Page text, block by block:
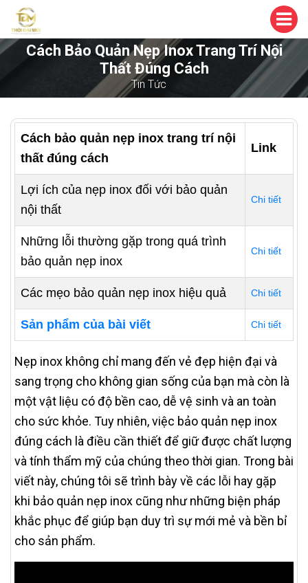
Cách Bảo Quản Nẹp Inox Trang Trí Nội
Thất Đúng Cách
Tin Tức
Cách bảo quản nẹp inox trang trí nội
thất đúng cách
Link
Lợi ích của nẹp inox đối với bảo quản
nội thất
Chi tiết
Những lỗi thường gặp trong quá trình
bảo quản nẹp inox
Chi tiết
Các mẹo bảo quản nẹp inox hiệu quả Chi tiết
Sản phẩm của bài viết Chi tiết
Nẹp inox không chỉ mang đến vẻ đẹp hiện đại và
sang trọng cho không gian sống của bạn mà còn là
một vật liệu có độ bền cao, dễ vệ sinh và an toàn
cho sức khỏe. Tuy nhiên, việc bảo quản nẹp inox
đúng cách là điều cần thiết để giữ được chất lượng
và tính thẩm mỹ của chúng theo thời gian. Trong bài
viết này, chúng tôi sẽ trình bày về các lỗi hay gặp
khi bảo quản nẹp inox cũng như những biện pháp
khắc phục để giúp bạn duy trì sự mới mẻ và bền bỉ
cho sản phẩm.